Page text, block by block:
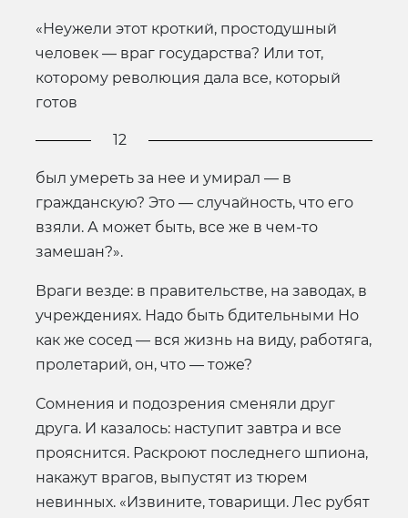
«Неужели этот кроткий, простодушный
человек — враг государства? Или тот,
которому революция дала все, который
готов
12
был умереть за нее и умирал — в
гражданскую? Это — случайность, что его
взяли. А может быть, все же в чем-то
замешан?».
Враги везде: в правительстве, на заводах, в
учреждениях. Надо быть бдительными Но
как же сосед — вся жизнь на виду, работяга,
пролетарий, он, что — тоже?
Сомнения и подозрения сменяли друг
друга. И казалось: наступит завтра и все
прояснится. Раскроют последнего шпиона,
накажут врагов, выпустят из тюрем
невинных. «Извините, товарищи. Лес рубят